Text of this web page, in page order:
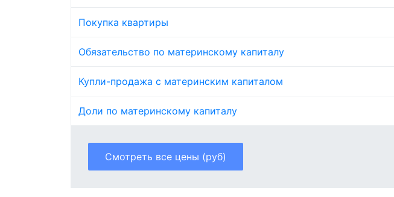
Покупка квартиры
Обязательство по материнскому капиталу
Купли-продажа с материнским капиталом
Доли по материнскому капиталу
Смотреть все цены (руб)